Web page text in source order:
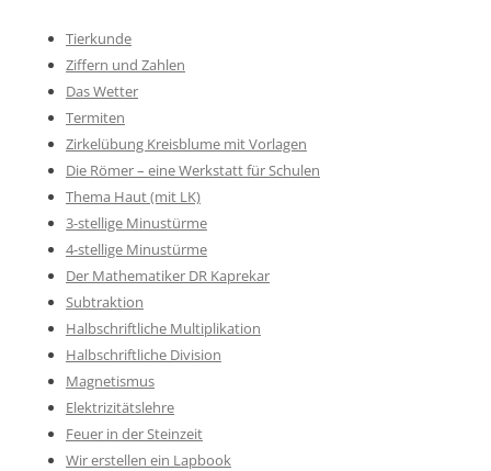
Tierkunde
Ziffern und Zahlen
Das Wetter
Termiten
Zirkelübung Kreisblume mit Vorlagen
Die Römer – eine Werkstatt für Schulen
Thema Haut (mit LK)
3-stellige Minustürme
4-stellige Minustürme
Der Mathematiker DR Kaprekar
Subtraktion
Halbschriftliche Multiplikation
Halbschriftliche Division
Magnetismus
Elektrizitätslehre
Feuer in der Steinzeit
Wir erstellen ein Lapbook